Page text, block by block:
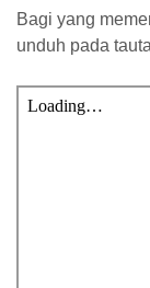
Bagi yang
unduh pada